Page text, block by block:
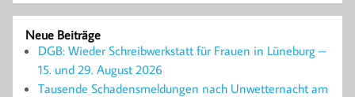
Neue Beiträge
DGB: Wieder Schreibwerkstatt für Frauen in Lüneburg –
15. und 29. August 2026
Tausende Schadensmeldungen nach Unwetternacht am